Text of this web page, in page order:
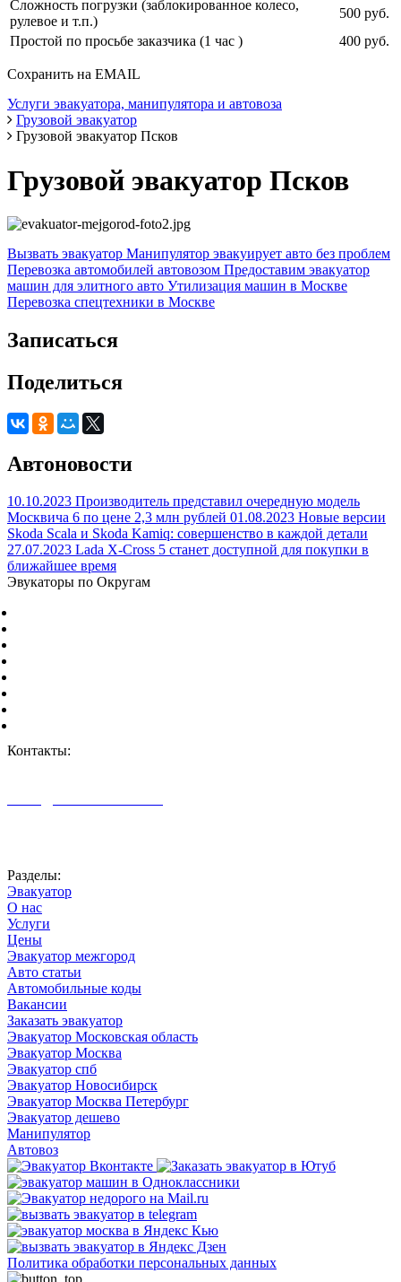
Сложность погрузки (заблокированное колесо,
рулевое и т.п.)
500 руб.
Простой по просьбе заказчика (1 час )
400 руб.
Сохранить на EMAIL
Услуги эвакуатора, манипулятора и автовоза
Грузовой эвакуатор
Грузовой эвакуатор Псков
Грузовой эвакуатор Псков
Вызвать эвакуатор Манипулятор эвакуирует авто без проблем
Перевозка автомобилей автовозом Предоставим эвакуатор
машин для элитного авто Утилизация машин в Москве
Перевозка спецтехники в Москве
Записаться
Поделиться
Автоновости
10.10.2023 Производитель представил очередную модель
Москвича 6 по цене 2,3 млн рублей 01.08.2023 Новые версии
Skoda Scala и Skoda Kamiq: совершенство в каждой детали
27.07.2023 Lada X-Cross 5 станет доступной для покупки в
ближайшее время
Эвукаторы по Округам
Контакты:
Разделы:
Эвакуатор
О нас
Услуги
Цены
Эвакуатор межгород
Авто статьи
Автомобильные коды
Вакансии
Заказать эвакуатор
Эвакуатор Московская область
Эвакуатор Москва
Эвакуатор спб
Эвакуатор Новосибирск
Эвакуатор Москва Петербург
Эвакуатор дешево
Манипулятор
Автовоз
Политика обработки персональных данных